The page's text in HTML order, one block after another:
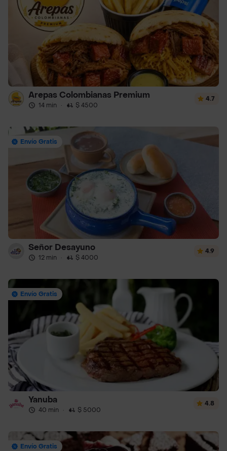
Arepas Colombianas Premium
14 min · $ 4500
4.7
Envío Gratis
Señor Desayuno
12 min · $ 4000
4.9
Envío Gratis
Yanuba
40 min · $ 5000
4.8
Envío Gratis